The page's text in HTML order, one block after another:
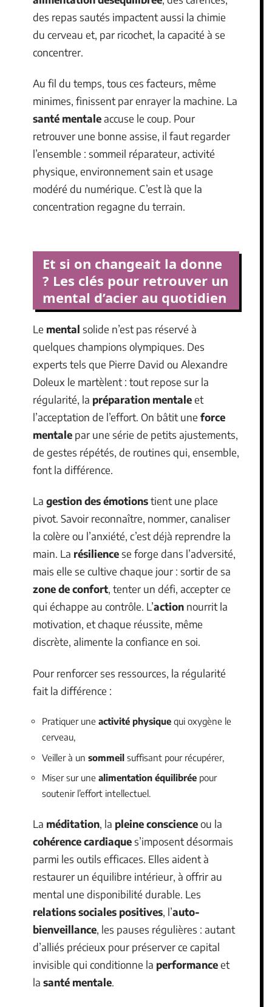
des repas sautés impactent aussi la chimie
du cerveau et, par ricochet, la capacité à se
concentrer.
Au fil du temps, tous ces facteurs, même
minimes, finissent par enrayer la machine. La
santé mentaleaccuse le coup. Pour
retrouver une bonne assise, il faut regarder
l’ensemble : sommeil réparateur, activité
physique, environnement sain et usage
modéré du numérique. C’est là que la
concentration regagne du terrain.
Et si on changeait la donne
? Les clés pour retrouver un
mental d’acier au quotidien
Le mental solide n’est pas réservé à
quelques champions olympiques. Des
experts tels que Pierre David ou Alexandre
Doleux le martèlent : tout repose sur la
régularité, la préparation mentaleet
l’acceptation de l’effort. On bâtit une force
mentale par une série de petits ajustements,
de gestes répétés, de routines qui, ensemble,
font la différence.
La gestion des émotionstient une place
pivot. Savoir reconnaître, nommer, canaliser
la colère ou l’anxiété, c’est déjà reprendre la
main. La résiliencese forge dans l’adversité,
mais elle se cultive chaque jour : sortir de sa
zone de confort, tenter un défi, accepter ce
qui échappe au contrôle. L’action nourrit la
motivation, et chaque réussite, même
discrète, alimente la confiance en soi.
Pour renforcer ses ressources, la régularité
fait la différence :
Pratiquer une activité physique qui oxygène le
cerveau,
Veiller à un sommeil suffisant pour récupérer,
Miser sur une alimentation équilibrée pour
soutenir l’effort intellectuel.
La méditation, la pleine conscienceou la
cohérence cardiaques’imposent désormais
parmi les outils efficaces. Elles aident à
restaurer un équilibre intérieur, à offrir au
mental une disponibilité durable. Les
relations sociales positives, l’auto-
bienveillance, les pauses régulières : autant
d’alliés précieux pour préserver ce capital
invisible qui conditionne la performanceet
la santé mentale.